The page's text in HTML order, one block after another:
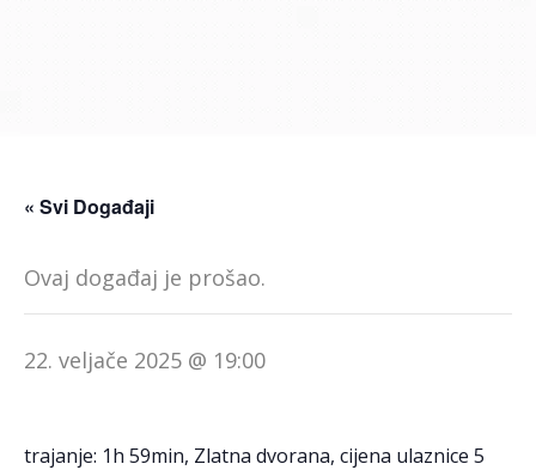
« Svi Događaji
Ovaj događaj je prošao.
22. veljače 2025 @ 19:00
trajanje: 1h 59min, Zlatna dvorana, cijena ulaznice 5